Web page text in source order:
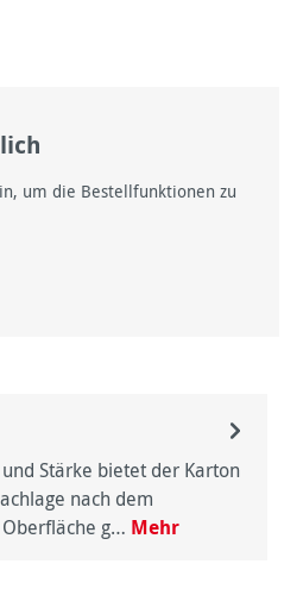
um die Bestellfunktionen zu
Stärke bietet der Karton
nach dem
g… Mehr